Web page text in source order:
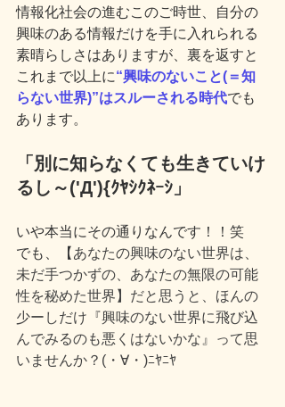
情報化社会の進むこのご時世、自分の
興味のある情報だけを手に入れられる
素晴らしさはありますが、裏を返すと
これまで以上に“興味のないこと(＝知
らない世界)”はスルーされる時代でも
あります。
「別に知らなくても生きていけ
るし～('Д'){ｸﾔｼｸﾈｰｼ」
いや本当にその通りなんです！！笑
でも、【 あなたの興味のない世界は、
未だ手つかずの、あなたの無限の可能
性を秘めた世界】だと思うと、ほんの
少ーしだけ『興味のない世界に飛び込
んでみるのも悪くはないかな』って思
いませんか？(・∀・)ﾆﾔﾆﾔ